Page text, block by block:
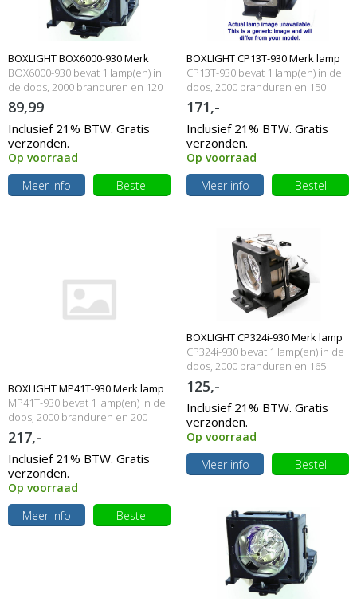
BOXLIGHT BOX6000-930 Merk
lamp met behuizing
BOX6000-930 bevat 1 lamp(en) in
de doos, 2000 branduren en 120
Watt
89,99
Inclusief 21% BTW. Gratis
verzonden.
Op voorraad
Meer info
Bestel
BOXLIGHT CP13T-930 Merk lamp
met behuizing
CP13T-930 bevat 1 lamp(en) in de
doos, 2000 branduren en 150
Watt
171,-
Inclusief 21% BTW. Gratis
verzonden.
Op voorraad
Meer info
Bestel
BOXLIGHT MP41T-930 Merk lamp
met behuizing
MP41T-930 bevat 1 lamp(en) in de
doos, 2000 branduren en 200
Watt
217,-
Inclusief 21% BTW. Gratis
verzonden.
Op voorraad
Meer info
Bestel
BOXLIGHT CP324i-930 Merk lamp
met behuizing
CP324i-930 bevat 1 lamp(en) in de
doos, 2000 branduren en 165
Watt
125,-
Inclusief 21% BTW. Gratis
verzonden.
Op voorraad
Meer info
Bestel